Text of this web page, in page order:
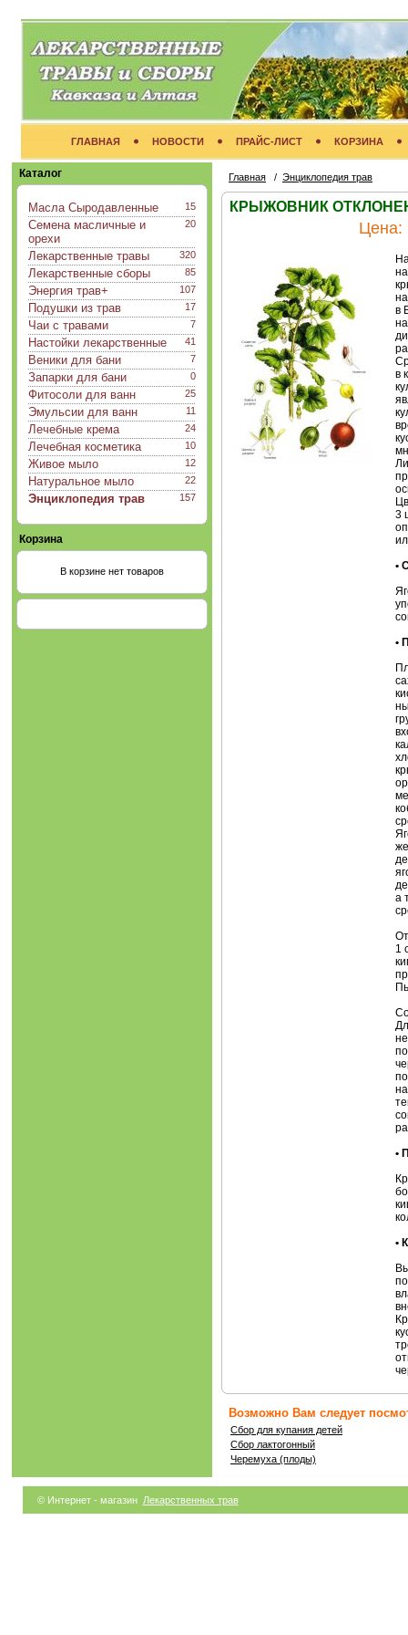
ГЛАВНАЯ НОВОСТИ ПРАЙС-ЛИСТ КОРЗИНА
Каталог
15
Масла Сыродавленные
20
Семена масличные и
орехи
320
Лекарственные травы
85
Лекарственные сборы
107
Энергия трав+
17
Подушки из трав
7
Чаи с травами
41
Настойки лекарственные
7
Веники для бани
0
Запарки для бани
25
Фитосоли для ванн
11
Эмульсии для ванн
24
Лечебные крема
10
Лечебная косметика
12
Живое мыло
22
Натуральное мыло
157
Энциклопедия трав
Корзина
В корзине нет товаров
Главная / Энциклопедия трав
КРЫЖОВНИК
Цена:
в
в
3
•
•
а
1
•
•
Возможно Вам следует
Сбор для купания детей
Сбор лактогонный
Черемуха (плоды)
© Интернет - магазин Лекарственных трав